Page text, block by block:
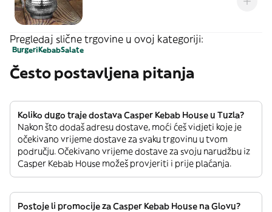
Pregledaj slične trgovine u ovoj kategoriji:
BurgeriKebabSalate
Često postavljena pitanja
Koliko dugo traje dostava Casper Kebab House u Tuzla?
Nakon što dodaš adresu dostave, moći ćeš vidjeti koje je
očekivano vrijeme dostave za svaku trgovinu u tvom
području. Očekivano vrijeme dostave za svoju narudžbu iz
Casper Kebab House možeš provjeriti i prije plaćanja.
Postoje li promocije za Casper Kebab House na Glovu?